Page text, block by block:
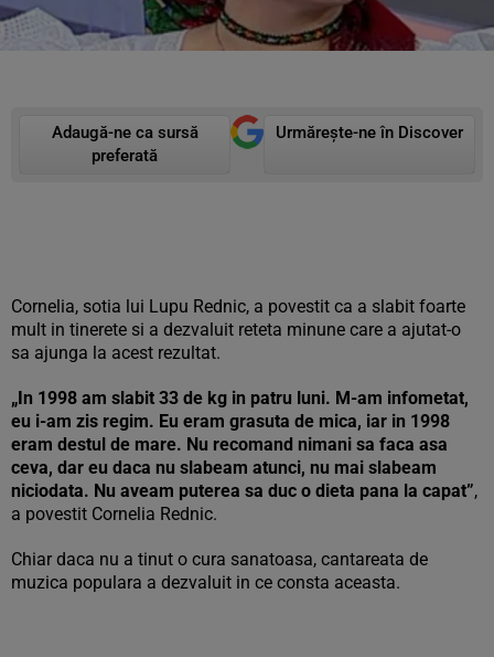
Adaugă-ne ca sursă
preferată
Urmărește-ne în Discover
Cornelia, sotia lui Lupu Rednic, a povestit ca a slabit foarte
mult in tinerete si a dezvaluit reteta minune care a ajutat-o
sa ajunga la acest rezultat.
„In 1998 am slabit 33 de kg in patru luni. M-am infometat,
eu i-am zis regim. Eu eram grasuta de mica, iar in 1998
eram destul de mare. Nu recomand nimani sa faca asa
ceva, dar eu daca nu slabeam atunci, nu mai slabeam
niciodata. Nu aveam puterea sa duc o dieta pana la capat”,
a povestit Cornelia Rednic.
Chiar daca nu a tinut o cura sanatoasa, cantareata de
muzica populara a dezvaluit in ce consta aceasta.